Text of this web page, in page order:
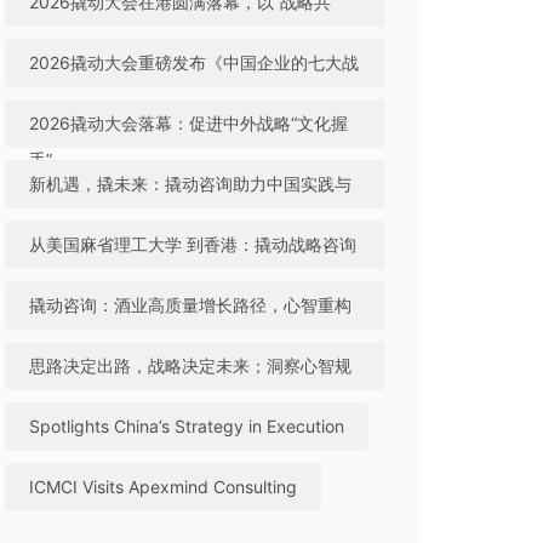
生”引领中国咨询迈向全球高地
2026撬动大会重磅发布《中国企业的七大战
略机遇》，助力中国实践与世界视野“文化握
手”
2026撬动大会落幕：促进中外战略“文化握
手”，共建全球咨询生态
新机遇，撬未来：撬动咨询助力中国实践与
世界视野“文化握手”
从美国麻省理工大学 到香港：撬动战略咨询
引领中国咨询站上全球行业高地
撬动咨询：酒业高质量增长路径，心智重构
成破局关键
思路决定出路，战略决定未来；洞察心智规
Spotlights China’s Strategy in Execution
ICMCI Visits Apexmind Consulting